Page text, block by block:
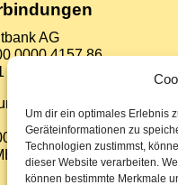
Um dir ein optimales Erlebnis
Geräteinformationen zu
Technologien zustimmst,
dieser Website verarbeiten.
können bestimmte Merkmale
AG
0000 4157 86
Sparkasse
3522 7800 26